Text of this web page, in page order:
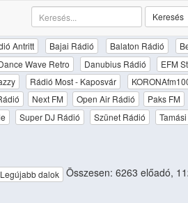
Keresés
Antritt Bajai Rádió Balaton Rádió
Wave Retro Danubius Rádió EFM
Rádió Most - Kaposvár
Next FM Open Air Rádió Paks FM
Super DJ Rádió Szünet Rádió
Legújabb dalok Összesen: 6263 előadó,